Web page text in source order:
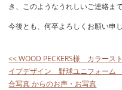
き、このようなうれしいご連絡ま
今後とも、何卒よろしくお願い申し
<< WOOD PECKERS様 カラース
イプデザイン 野球ユニフォー
合写真 からのお声・お写真